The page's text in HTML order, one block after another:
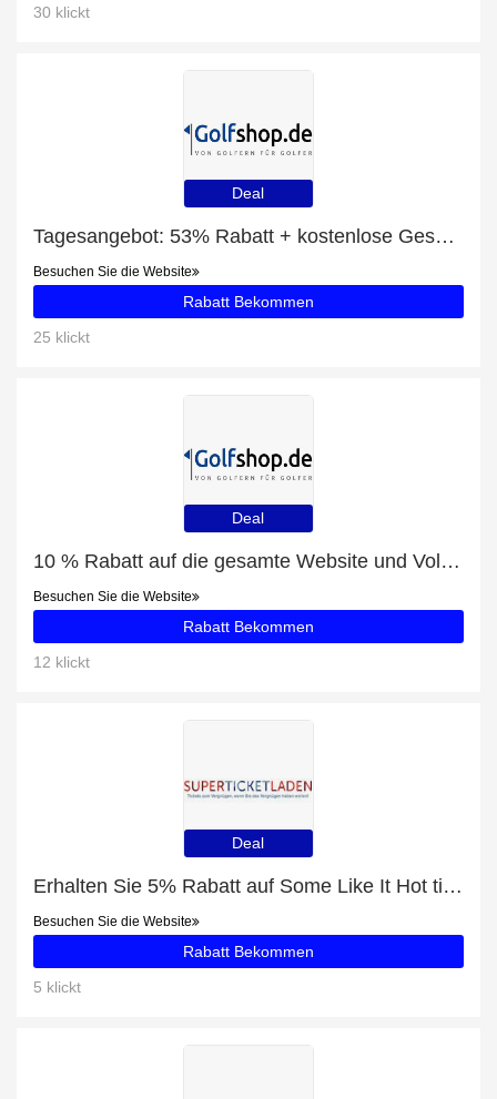
30 klickt
Deal
Tagesangebot: 53% Rabatt + kostenlose Geschenke und Standbags Rabatt
Besuchen Sie die Website
Rabatt Bekommen
25 klickt
Deal
10 % Rabatt auf die gesamte Website und Volvik Vivid Disney Collection 5 Charakter Box mit 19% Rabatt
Besuchen Sie die Website
Rabatt Bekommen
12 klickt
Deal
Erhalten Sie 5% Rabatt auf Some Like It Hot tickets
Besuchen Sie die Website
Rabatt Bekommen
5 klickt